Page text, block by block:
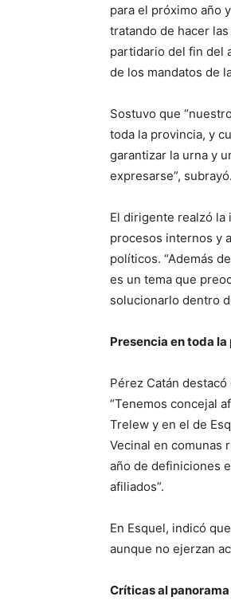
para el próximo año
tratando de hacer
partidario del fin del
de los mandatos de
Sostuvo que
toda la provincia, y
garantizar la urna y
expresarse”, subrayó.
El dirigente realzó
procesos internos y
políticos. “Además
es un tema que
solucionarlo dentro
Presencia en toda
Pérez Catán
“Tenemos concejal
Trelew y en el de
Vecinal en comunas
año de definiciones
afiliados”.
En Esquel, indicó
aunque no ejerzan
Críticas al